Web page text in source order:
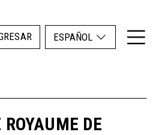
ESPAÑOL
DE